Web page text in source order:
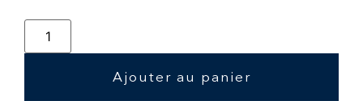
Ajouter au panier